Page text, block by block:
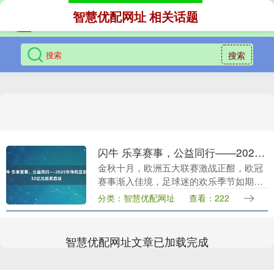
搜索
智慧优配网址 相关话题
闪牛 乐享赛事，公益同行——2025年传统足彩1.32亿元派奖启动
金秋十月，欧洲五大联赛激战正酣，欧冠
赛事渐入佳境，足球迷的欢乐季节如期而
至。为回馈广大购彩者闪牛，国家体育总
局体育彩票管理中心于2025年10月启动中
分类：智慧优配网址 查看：222
智慧优配网址文章已加载完成